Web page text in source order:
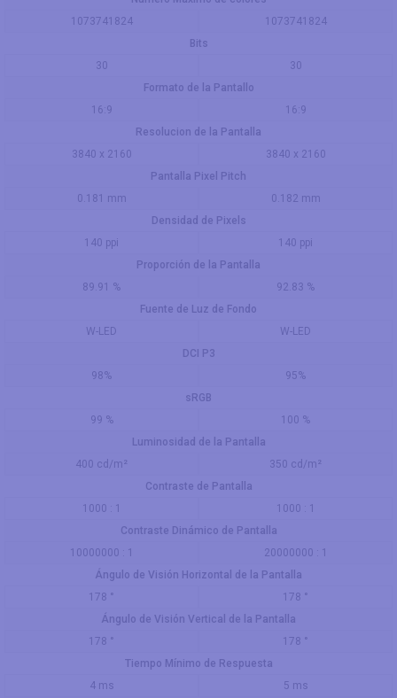
1073741824
1073741824
Bits
30
30
Formato de la Pantallo
16:9
16:9
Resolucion de la Pantalla
3840 x 2160
3840 x 2160
Pantalla Pixel Pitch
0.181 mm
0.182 mm
Densidad de Pixels
140 ppi
140 ppi
Proporción de la Pantalla
89.91 %
92.83 %
Fuente de Luz de Fondo
W-LED
W-LED
DCI P3
98%
95%
sRGB
99 %
100 %
Luminosidad de la Pantalla
400 cd/m²
350 cd/m²
Contraste de Pantalla
1000 : 1
1000 : 1
Contraste Dinámico de Pantalla
10000000 : 1
20000000 : 1
Ángulo de Visión Horizontal de la Pantalla
178 °
178 °
Ángulo de Visión Vertical de la Pantalla
178 °
178 °
Tiempo Mínimo de Respuesta
4 ms
5 ms